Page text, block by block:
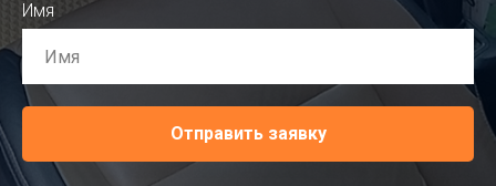
Имя
Отправить заявку